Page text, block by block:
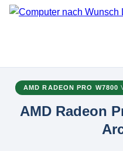
AMD RADEON PRO W7800
AMD Radeon